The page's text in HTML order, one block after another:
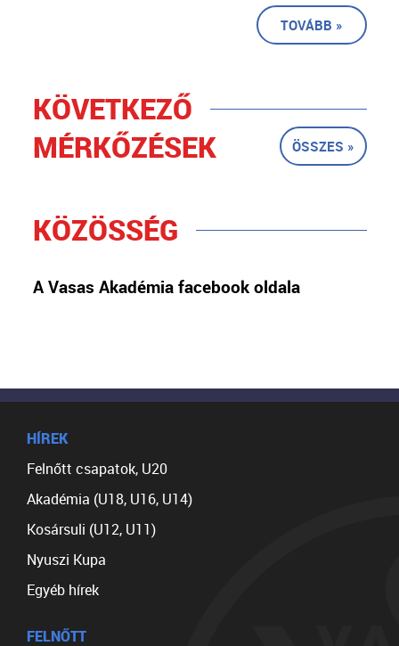
TOVÁBB »
KÖVETKEZŐ
MÉRKŐZÉSEK
ÖSSZES »
KÖZÖSSÉG
A Vasas Akadémia facebook oldala
HÍREK
Felnőtt csapatok, U20
Akadémia (U18, U16, U14)
Kosársuli (U12, U11)
Nyuszi Kupa
Egyéb hírek
FELNŐTT